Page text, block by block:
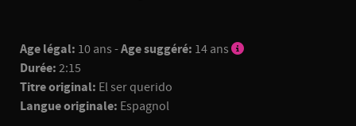
Age légal: 10 ans -Age suggéré: 14 ans
Durée: 2:15
Titre original: El ser querido
Langue originale: Espagnol